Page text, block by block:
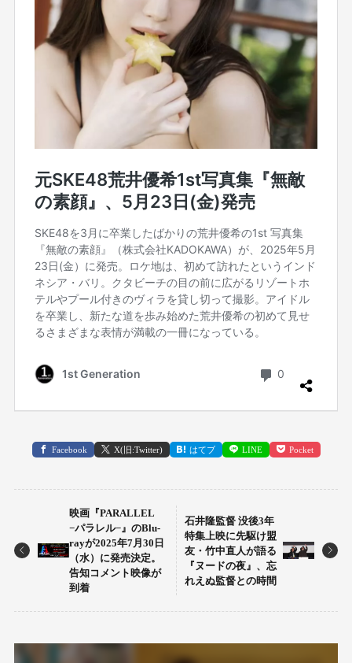
Facebook X(旧:Twitter) はてブ LINE Pocket
映画『PARALLEL
−パラレル−』のBlu-
rayが2025年7月30日
（水）に発売決定。
告知コメント映像が
到着
石井隆監督 没後3年
特集上映に先駆け盟
友・竹中直人が語る
『ヌードの夜』、忘
れえぬ監督との時間